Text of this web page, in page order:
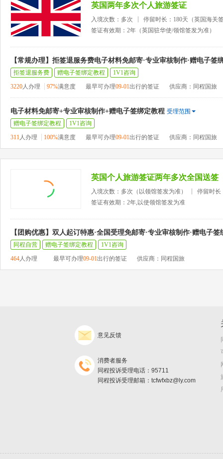
英国两年多次个人旅游签证
入境次数：多次
停留时长：180天（英国海关
签证有效期：2年（英国驻华使/领馆签发为准）
【常规办理】拒签退服务费电子材料免邮寄·专业审核制作·赠电子签
拒签退服务费 赠电子签绑定教程
1V1咨询
3220人办理 97%满意度 最早可办理09-01出行的签证 供应商：同程国旅
电子材料免邮寄+专业审核制作+赠电子签绑定教程 受理范围
赠电子签绑定教程
1V1咨询
311人办理 100%满意度 最早可办理09-01出行的签证 供应商：同程国旅
英国个人旅游签证两年多次全国送签
入境次数：多次（以领馆签发为准）
停留时长
签证有效期：2年,以使领馆签发为准
【团购优惠】双人起订特惠·全国受理免邮寄·专业审核制作·赠电子签
同程自营 赠电子签绑定教程
1V1咨询
464人办理 最早可办理09-01出行的签证 供应商：同程国旅
意见反馈
消费者服务
同程投诉受理电话：95711
同程投诉受理邮箱：tcfwfxbz@ly.com